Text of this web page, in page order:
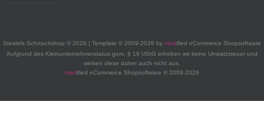
Steidels Schmuckshop © 2026 | Template © 2009-2026 by modified eCommerce Shopsoftware
Aufgrund des Kleinunternehmerstatus gem. § 19 UStG erheben wir keine Umsatzsteuer und
weisen diese daher auch nicht aus.
modified eCommerce Shopsoftware © 2009-2026